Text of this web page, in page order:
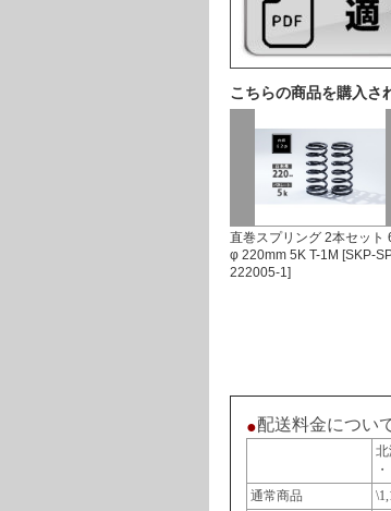
こちらの商品を購入さ
直巻スプリング 2本セット
φ 220mm 5K T-1M [SKP-
222005-1]
●配送料金につい
北
通常商品